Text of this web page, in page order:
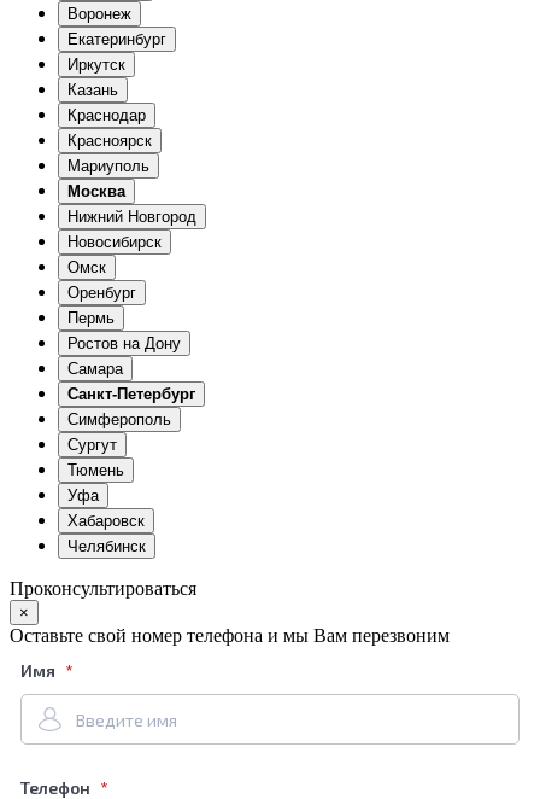
Воронеж
Екатеринбург
Иркутск
Казань
Краснодар
Красноярск
Мариуполь
Москва
Нижний Новгород
Новосибирск
Омск
Оренбург
Пермь
Ростов на Дону
Самара
Санкт-Петербург
Симферополь
Сургут
Тюмень
Уфа
Хабаровск
Челябинск
Проконсультироваться
×
Оставьте свой номер телефона и мы Вам перезвоним
Имя
Телефон